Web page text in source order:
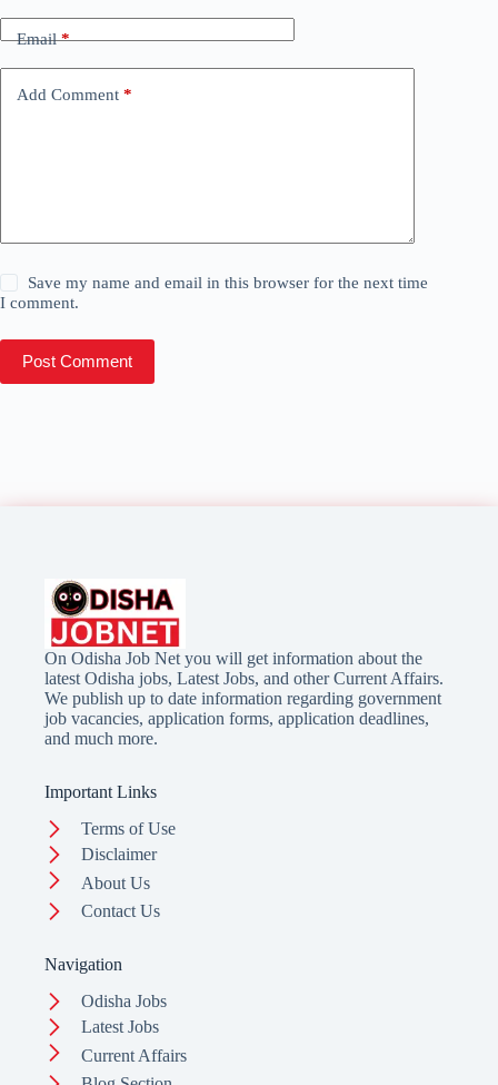
Email*
Add Comment *
Save my name and email in this browser for the next time
I comment.
Post Comment
On Odisha Job Net you will get information about the
latest Odisha jobs, Latest Jobs, and other Current Affairs.
We publish up to date information regarding government
job vacancies, application forms, application deadlines,
and much more.
Important Links
Terms of Use
Disclaimer
About Us
Contact Us
Navigation
Odisha Jobs
Latest Jobs
Current Affairs